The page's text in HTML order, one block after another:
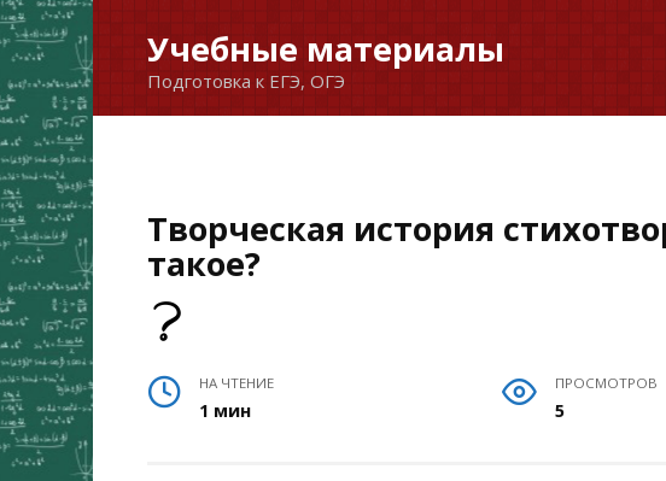
Перейти
к
содержанию
Учебные материалы
Подготовка к ЕГЭ, ОГЭ
Творческая история
такое?
НА ЧТЕНИЕ
1 мин
ПРОСМОТРОВ
5